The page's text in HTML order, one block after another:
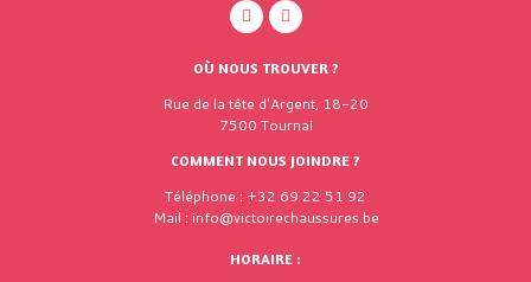
OÙ NOUS TROUVER ?
Rue de la tête d'Argent, 18-20
7500 Tournai
COMMENT NOUS JOINDRE ?
Téléphone : +32 69 22 51 92
Mail : info@victoirechaussures.be
HORAIRE :